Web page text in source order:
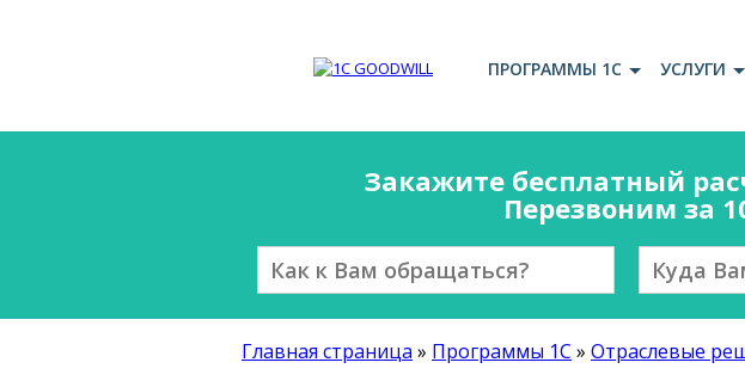
ПРОГРАММЫ 1С УСЛУГИ
Закажите бесплатный
Перезвоним за
Главная страница » Программы 1С » Отраслевые